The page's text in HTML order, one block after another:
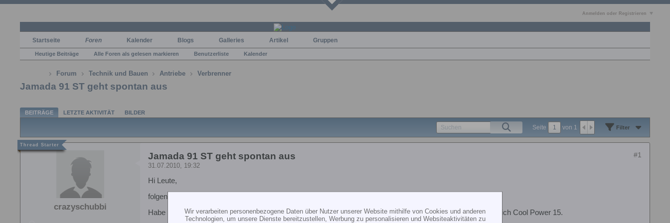
Anmelden oder Registrieren
Startseite Foren Kalender Blogs Galleries Artikel Gruppen
Heutige Beiträge Alle Foren als gelesen markieren Benutzerliste Kalender
Forum Technik und Bauen Antriebe Verbrenner
Jamada 91 ST geht spontan aus
BEITRÄGE LETZTE AKTIVITÄT BILDER
Seite von 1 Filter
crazyschubbi
#1
Jamada 91 ST geht spontan aus
31.07.2010, 19:32
Hi Leute,
folgendes Problem.
Habe eine Freya mit einen Jamada 91 ST, Kerze ist eine Enya 4, Auspuff ist ein Muscle Pipe und Sprit Fliege ich Cool Power 15.
Wir verarbeiten personenbezogene Daten über Nutzer unserer Website mithilfe von Cookies und anderen
Technologien, um unsere Dienste bereitzustellen, Werbung zu personalisieren und Websiteaktivitäten zu